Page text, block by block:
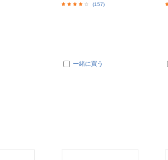
(157)
一緒に買う